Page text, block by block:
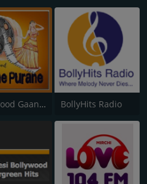
Bollywood Gaane Purane BollyHits Radio